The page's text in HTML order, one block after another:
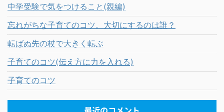
中学受験で気をつけること(親編)
忘れがちな子育てのコツ。大切にするのは誰？
転ばぬ先の杖で大きく転ぶ
子育てのコツ(伝え方に力を入れる)
子育てのコツ